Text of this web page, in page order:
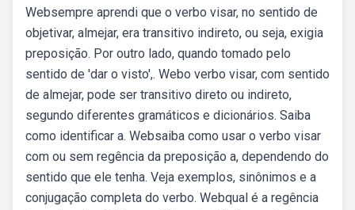
Websempre aprendi que o verbo visar, no sentido de
objetivar, almejar, era transitivo indireto, ou seja, exigia
preposição. Por outro lado, quando tomado pelo
sentido de 'dar o visto',. Webo verbo visar, com sentido
de almejar, pode ser transitivo direto ou indireto,
segundo diferentes gramáticos e dicionários. Saiba
como identificar a. Websaiba como usar o verbo visar
com ou sem regência da preposição a, dependendo do
sentido que ele tenha. Veja exemplos, sinônimos e a
conjugação completa do verbo. Webqual é a regência